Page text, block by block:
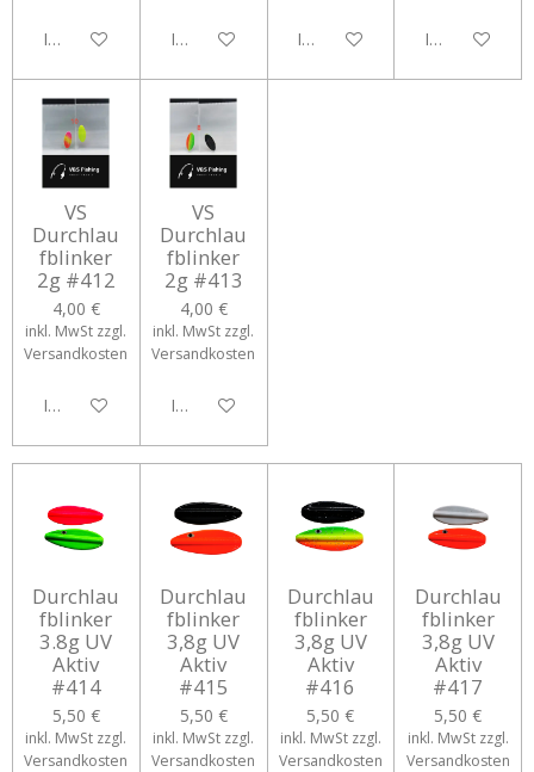
In den WarenkorbIn den WarenkorbIn den WarenkorbIn den
VS
Durchlau
fblinker
2g #412
4,00 €
inkl. MwSt zzgl.
Versandkosten
In den Warenkorb
VS
Durchlau
fblinker
2g #413
4,00 €
inkl. MwSt zzgl.
Versandkosten
In den Warenkorb
Durchlau
fblinker
3.8g UV
Aktiv
#414
5,50 €
inkl. MwSt zzgl.
Versandkosten
Durchlau
fblinker
3,8g UV
Aktiv
#415
5,50 €
inkl. MwSt zzgl.
Versandkosten
Durchlau
fblinker
3,8g UV
Aktiv
#416
5,50 €
inkl. MwSt zzgl.
Versandkosten
Durchlau
fblinker
3,8g UV
Aktiv
#417
5,50 €
inkl. MwSt zzgl.
Versandkosten